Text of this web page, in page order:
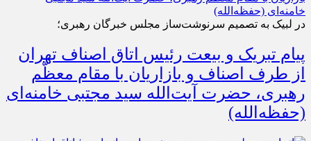
در لبیک به تصمیم سرنوشت‌ساز مجلس خبرگان رهبری؛
پیام تبریک و بیعت رئیس اتاق اصناف تهران
از طرف اصناف و بازاریان با مقام معظّم
رهبری، حضرت آیت‌الله سید مجتبی خامنه‌ای
(حفظه‌الله)